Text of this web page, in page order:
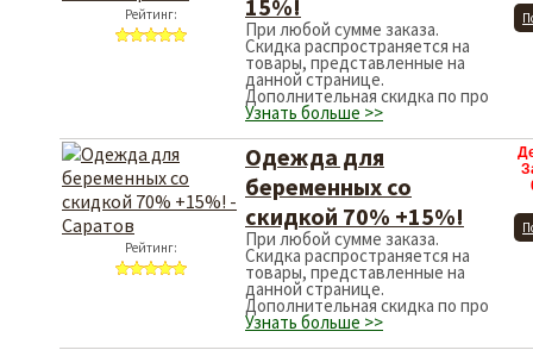
Рейтинг:
15%!
При любой сумме заказа.
Скидка распространяется на
товары, представленные на
данной странице.
Дополнительная скидка по про
Узнать больше >>
Рейтинг:
Одежда для
беременных со
скидкой 70% +15%!
При любой сумме заказа.
Скидка распространяется на
товары, представленные на
данной странице.
Дополнительная скидка по про
Узнать больше >>